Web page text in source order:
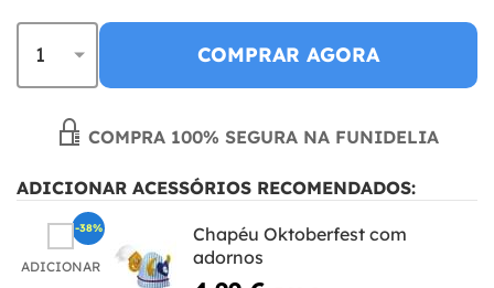
COMPRAR AGORA
COMPRA 100% SEGURA NA FUNIDELIA
ADICIONAR ACESSÓRIOS RECOMENDADOS:
ADICIONAR
Chapéu Oktoberfest com
adornos
-38%